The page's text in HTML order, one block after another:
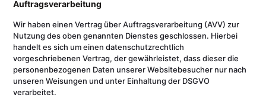
Auftragsverarbeitung
Wir haben einen Vertrag über Auftragsverarbeitung (AVV) zur
Nutzung des oben genannten Dienstes geschlossen. Hierbei
handelt es sich um einen datenschutzrechtlich
vorgeschriebenen Vertrag, der gewährleistet, dass dieser die
personenbezogenen Daten unserer Websitebesucher nur nach
unseren Weisungen und unter Einhaltung der DSGVO
verarbeitet.